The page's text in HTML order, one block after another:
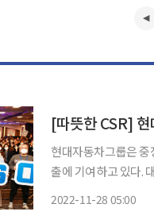
[따뜻한 CSR]
현대자동차그룹은
출에 기여하고 있다. 대표적 일자리 창출 사업인 ‘굿잡 5060’은 저출산, 고령화에 따른 50~60
2022-11-28 05:00